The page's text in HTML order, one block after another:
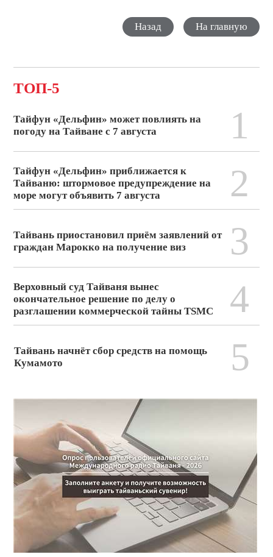
Назад На главную
ТОП-5
Тайфун «Дельфин» может повлиять на
погоду на Тайване с 7 августа
1
Тайфун «Дельфин» приближается к
Тайваню: штормовое предупреждение на
море могут объявить 7 августа
2
Тайвань приостановил приём заявлений от
граждан Марокко на получение виз
3
Верховный суд Тайваня вынес
окончательное решение по делу о
разглашении коммерческой тайны TSMC
4
Тайвань начнёт сбор средств на помощь
Кумамото
5